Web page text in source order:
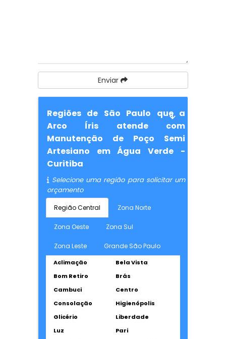
Enviar
Regiões de São Paulo que a
Arco Íris atende com
Manutenção de Poço Semi
Artesiano em Água Verde -
Curitiba
Selecione uma região para solicitar um
orçamento
Região Central Zona Norte
Zona Oeste Zona Sul
Zona Leste Grande São Paulo
Aclimação
Bela Vista
Bom Retiro
Brás
Cambuci
Centro
Consolação
Higienópolis
Glicério
Liberdade
Luz
Pari